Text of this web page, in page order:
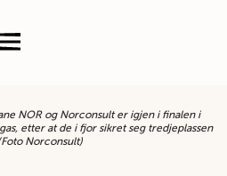
NOR og Norconsult er igjen i finalen i
etter at de i fjor sikret seg tredjeplassen
Norconsult)